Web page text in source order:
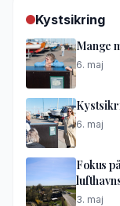
Kystsikring
Mange
6. maj
6. maj
Fokus
3. maj